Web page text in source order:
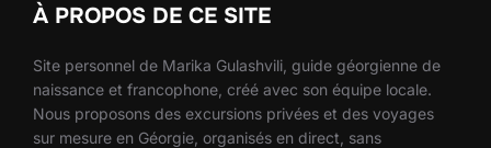
À PROPOS DE CE SITE
Site personnel de Marika Gulashvili, guide géorgienne de
naissance et francophone, créé avec son équipe locale.
Nous proposons des excursions privées et des voyages
sur mesure en Géorgie, organisés en direct, sans